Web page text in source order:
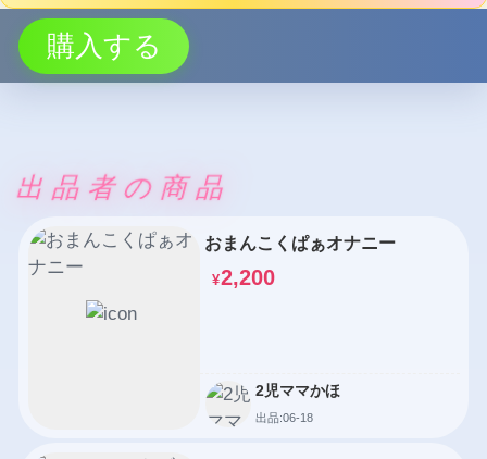
購入する
出品者の商品
おまんこくぱぁオナニー
¥2,200
2児ママかほ
出品:06-18